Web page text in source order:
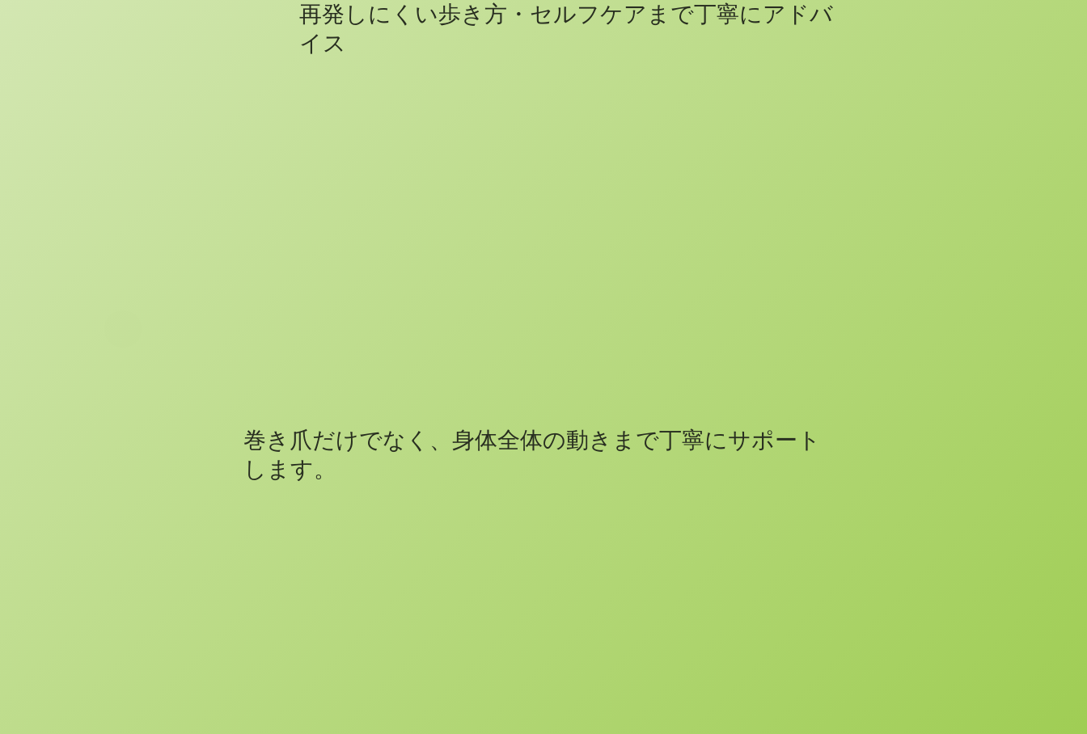
再発しにくい歩き方・セルフケアまで丁寧にアドバ
イス
巻き爪だけでなく、身体全体の動きまで丁寧にサポート
します。